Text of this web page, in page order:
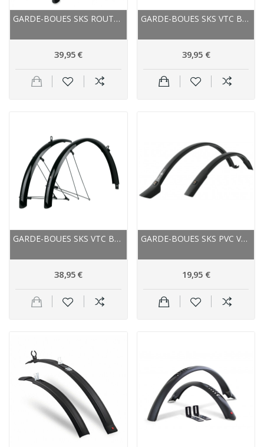
GARDE-BOUES SKS ROUTE VTC B45 BLUEMELS NOIR
39,95 €
GARDE-BOUES SKS VTC BLUEMELS BASIC 55/28...
39,95 €
GARDE-BOUES SKS VTC BLUEMELS BASIC 55/28 NOIR,...
38,95 €
GARDE-BOUES SKS PVC VTC VELO 42 URBAN 28 NOIR
19,95 €